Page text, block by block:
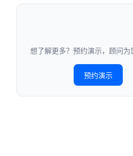
想了解更多？预约演示，顾问为
预约演示